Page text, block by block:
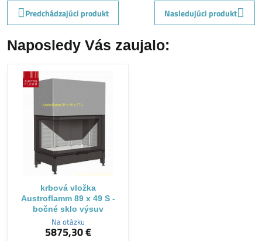
Predchádzajúci produkt
Nasledujúci produkt
Naposledy Vás zaujalo:
krbová vložka
Austroflamm 89 x 49 S -
bočné sklo výsuv
Na otázku
5875,30 €